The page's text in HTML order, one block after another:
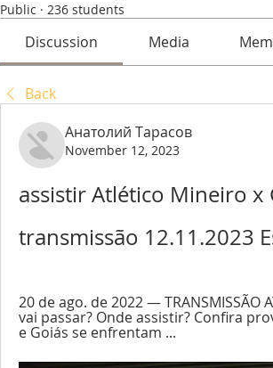
Public · 236 students
Discussion Media
Back
Анатолий Тарасов
November 12, 2023
assistir Atlético Mineiro x
transmissão 12.11.2023
20 de ago. de 2022 — TRANSMISSÃO
vai passar? Onde assistir? Confira
e Goiás se enfrentam ...